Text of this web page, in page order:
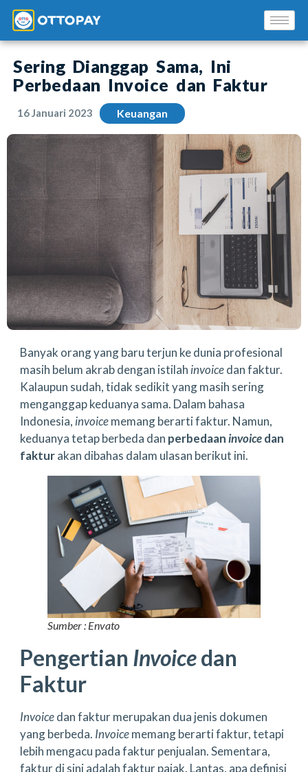
Sering Dianggap Sama, Ini
Perbedaan Invoice dan Faktur
16 Januari 2023 Keuangan
Banyak orang yang baru terjun ke dunia profesional
masih belum akrab dengan istilahinvoicedan faktur.
Kalaupun sudah, tidak sedikit yang masih sering
menganggap keduanya sama. Dalam bahasa
Indonesia,invoicememang berarti faktur. Namun,
keduanya tetap berbeda dan perbedaaninvoicedan
fakturakan dibahas dalam ulasan berikut ini.
Sumber : Envato
Pengertian Invoicedan
Faktur
Invoicedan faktur merupakan dua jenis dokumen
yang berbeda. Invoicememang berarti faktur, tetapi
lebih mengacu pada faktur penjualan. Sementara,
faktur di sini adalah faktur pajak. Lantas, apa definisi
Solusi Kami
Blog
Promo Mitra
Pusat Edukasi Mitra
INSTAL SEKARANG